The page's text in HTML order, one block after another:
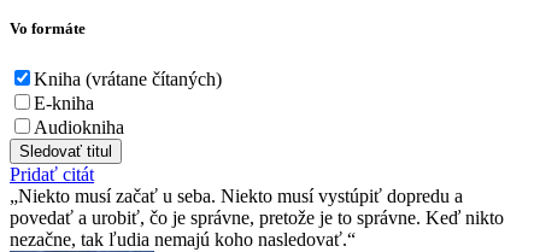
Vo formáte
Kniha (vrátane čítaných)
E-kniha
Audiokniha
Sledovať titul
Pridať citát
Niekto musí začať u seba. Niekto musí vystúpiť dopredu a
povedať a urobiť, čo je správne, pretože je to správne. Keď nikto
nezačne, tak ľudia nemajú koho nasledovať.